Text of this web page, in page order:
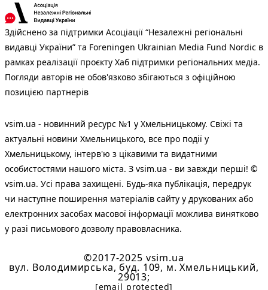
Здійснено за підтримки Асоціації “Незалежні регіональні
видавці України” та Foreningen Ukrainian Media Fund Nordic в
рамках реалізації проєкту Хаб підтримки регіональних медіа.
Погляди авторів не обов'язково збігаються з офіційною
позицією партнерів
vsim.ua - новинний ресурс №1 у Хмельницькому. Свіжі та
актуальні новини Хмельницького, все про події у
Хмельницькому, інтерв'ю з цікавими та видатними
особистостями нашого міста. З vsim.ua - ви завжди перші! ©
vsim.ua. Усі права захищені. Будь-яка публiкацiя, передрук
чи наступне поширення матеріалів сайту у друкованих або
електронних засобах масової інформації можлива винятково
у разі письмового дозволу правовласника.
©2017-2025 vsim.ua
вул. Володимирська, буд. 109, м. Хмельницький,
29013;
[email protected]